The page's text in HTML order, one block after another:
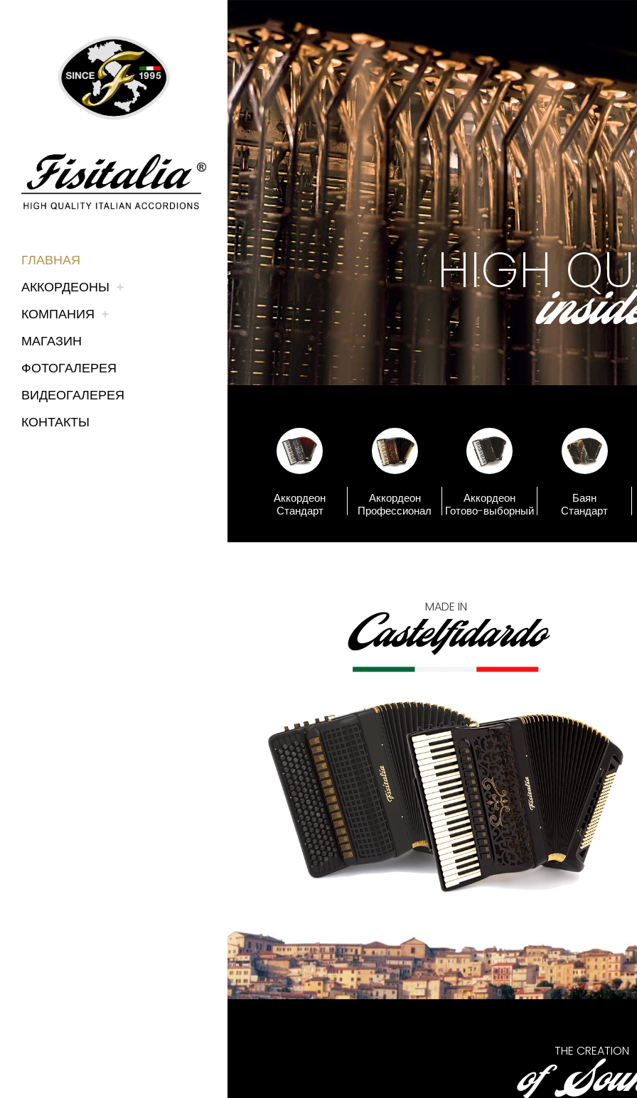
ГЛАВНАЯ
АККОРДЕОНЫ
КОМПАНИЯ
МАГАЗИН
ФОТОГАЛЕРЕЯ
ВИДЕОГАЛЕРЕЯ
КОНТАКТЫ
HIGH QU
Аккордеон
Стандарт
Аккордеон
Профессионал
Аккордеон
Готово-выборный
Баян
Стандарт
MADE IN
Castelfidardo
THE CREATION
of